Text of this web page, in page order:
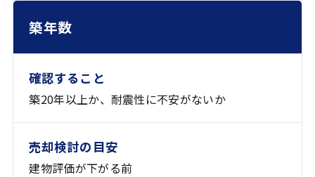
判断軸
築年数
築20年以上か、耐震性に不安がないか
建物評価が下がる前